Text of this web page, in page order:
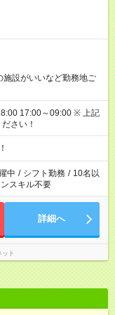
設がいいなど勤務地ご
17:00～09:00 ※ 上記
さい！
中 / シフト勤務 / 10名以
スキル不要
詳細へ
ト